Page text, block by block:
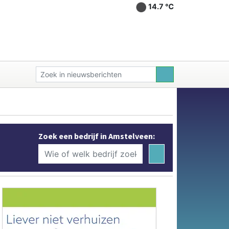
14.7 ℃
Zoek een bedrijf in Amstelveen: